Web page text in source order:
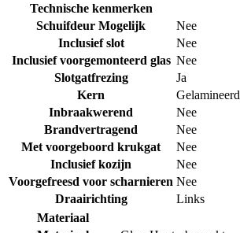
Technische kenmerken
Schuifdeur Mogelijk
Nee
Inclusief slot
Nee
Inclusief voorgemonteerd glas Nee
Slotgatfrezing
Ja
Kern
Gelamineerd
Inbraakwerend
Nee
Brandvertragend
Nee
Met voorgeboord krukgat
Nee
Inclusief kozijn
Nee
Voorgefreesd voor scharnieren Nee
Draairichting
Links
Materiaal